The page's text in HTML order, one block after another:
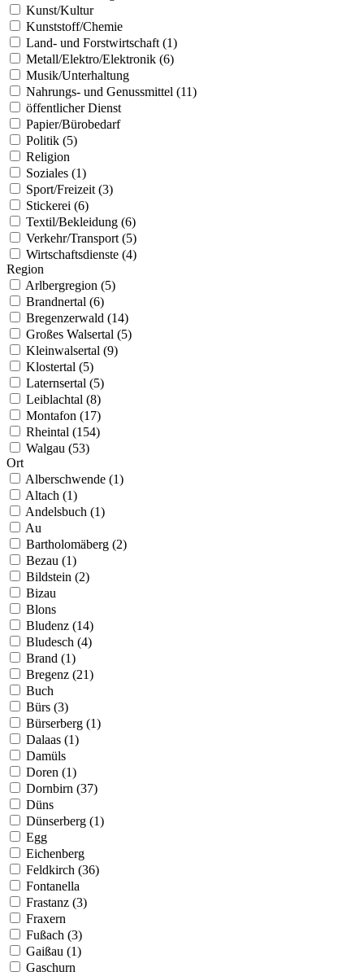
Kunst/Kultur
Kunststoff/Chemie
Land- und Forstwirtschaft (1)
Metall/Elektro/Elektronik (6)
Musik/Unterhaltung
Nahrungs- und Genussmittel (11)
öffentlicher Dienst
Papier/Bürobedarf
Politik (5)
Religion
Soziales (1)
Sport/Freizeit (3)
Stickerei (6)
Textil/Bekleidung (6)
Verkehr/Transport (5)
Wirtschaftsdienste (4)
Region
Arlbergregion (5)
Brandnertal (6)
Bregenzerwald (14)
Großes Walsertal (5)
Kleinwalsertal (9)
Klostertal (5)
Laternsertal (5)
Leiblachtal (8)
Montafon (17)
Rheintal (154)
Walgau (53)
Ort
Alberschwende (1)
Altach (1)
Andelsbuch (1)
Au
Bartholomäberg (2)
Bezau (1)
Bildstein (2)
Bizau
Blons
Bludenz (14)
Bludesch (4)
Brand (1)
Bregenz (21)
Buch
Bürs (3)
Bürserberg (1)
Dalaas (1)
Damüls
Doren (1)
Dornbirn (37)
Düns
Dünserberg (1)
Egg
Eichenberg
Feldkirch (36)
Fontanella
Frastanz (3)
Fraxern
Fußach (3)
Gaißau (1)
Gaschurn